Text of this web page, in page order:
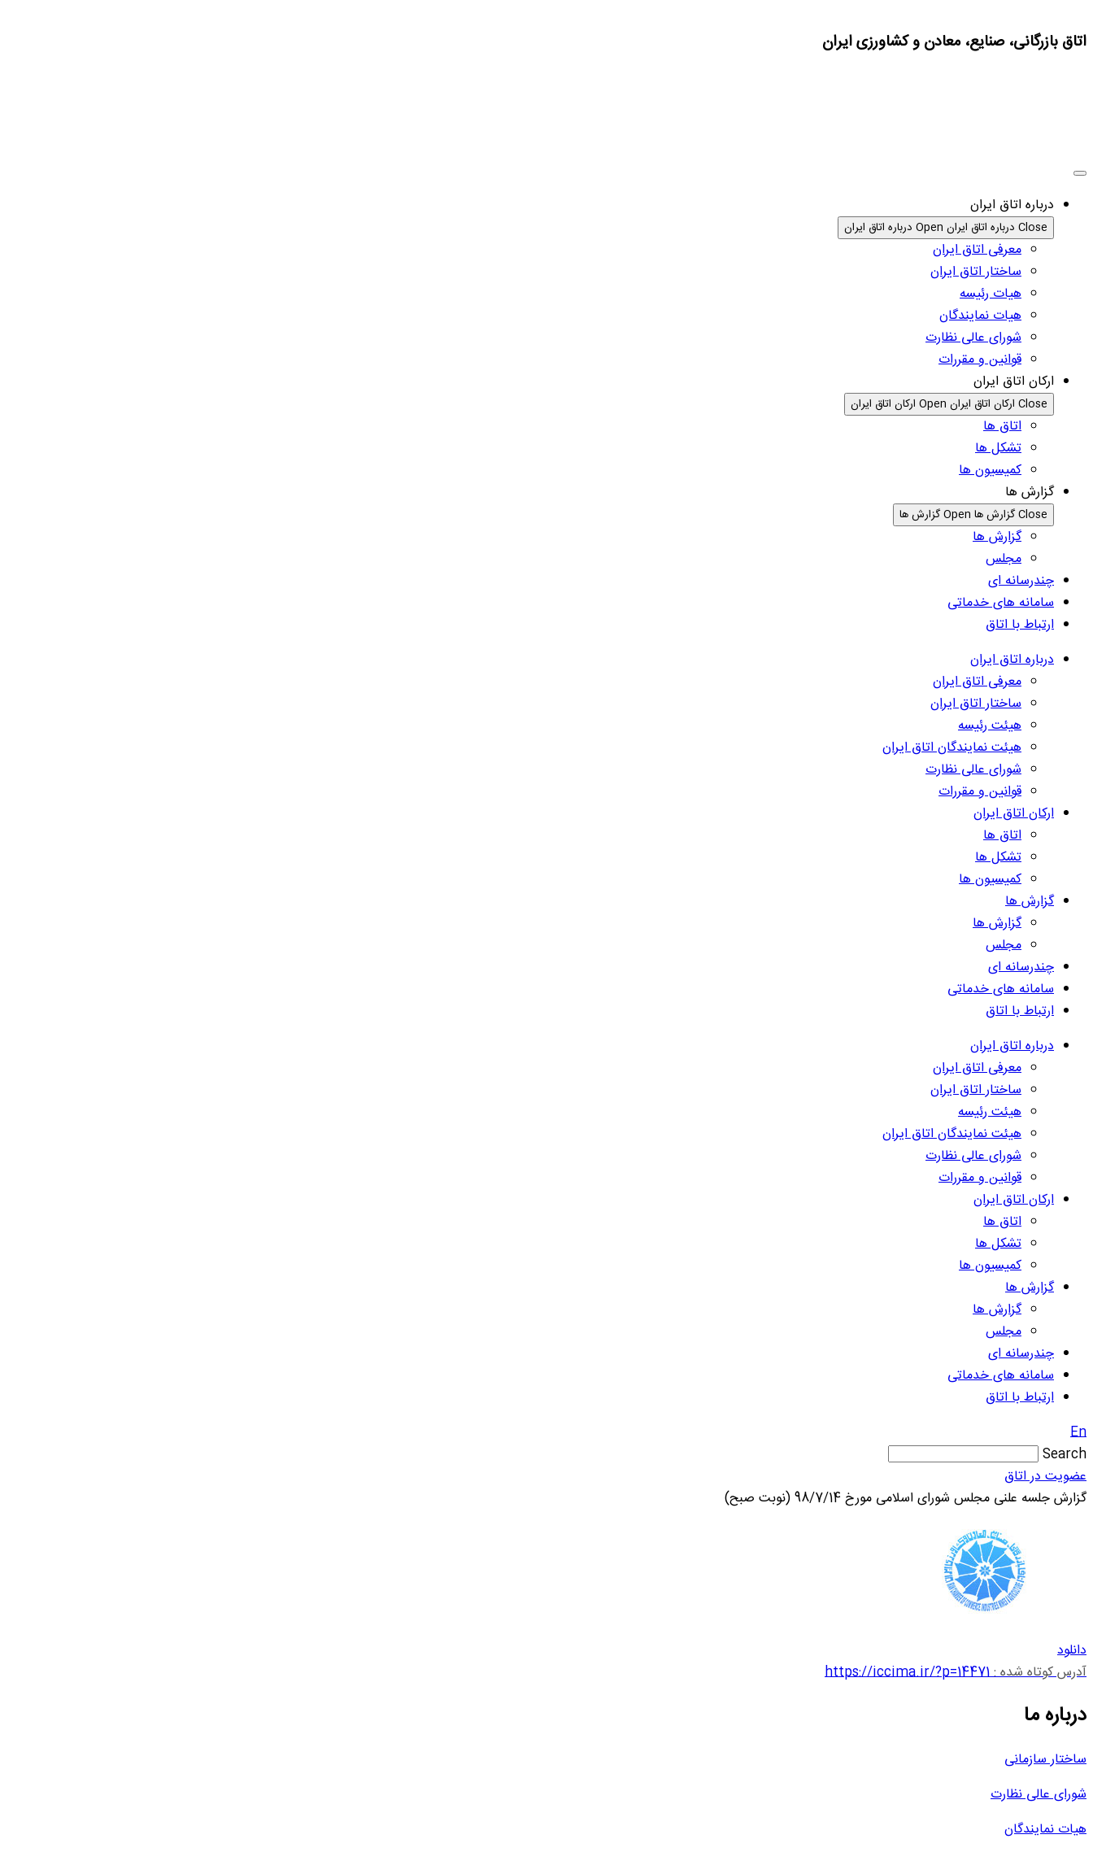
اتاق بازرگانی، صنایع، معادن و کشاورزی ایران
درباره اتاق ایران
Close درباره اتاق ایران Open درباره اتاق ایران
معرفی اتاق ایران
ساختار اتاق ایران
هیات رئیسه
هیات نمایندگان
شورای عالی نظارت
قوانین و مقررات
ارکان اتاق ایران
Close ارکان اتاق ایران Open ارکان اتاق ایران
اتاق ها
تشکل ها
کمیسیون ها
گزارش ها
Close گزارش ها Open گزارش ها
گزارش ها
مجلس
چندرسانه ای
سامانه های خدماتی
ارتباط با اتاق
درباره اتاق ایران
معرفی اتاق ایران
ساختار اتاق ایران
هیئت رئیسه
هیئت نمایندگان اتاق ایران
شورای عالی نظارت
قوانین و مقررات
ارکان اتاق ایران
اتاق ها
تشکل ها
کمیسیون ها
گزارش ها
گزارش ها
مجلس
چندرسانه ای
سامانه های خدماتی
ارتباط با اتاق
درباره اتاق ایران
معرفی اتاق ایران
ساختار اتاق ایران
هیئت رئیسه
هیئت نمایندگان اتاق ایران
شورای عالی نظارت
قوانین و مقررات
ارکان اتاق ایران
اتاق ها
تشکل ها
کمیسیون ها
گزارش ها
گزارش ها
مجلس
چندرسانه ای
سامانه های خدماتی
ارتباط با اتاق
En
Search
عضویت در اتاق
گزارش جلسه علنی مجلس شورای اسلامی مورخ 98/7/14 (نوبت صبح)
دانلود
آدرس کوتاه شده :https://iccima.ir/?p=14471
درباره ما
ساختار سازمانی
شورای عالی نظارت
هیات نمایندگان